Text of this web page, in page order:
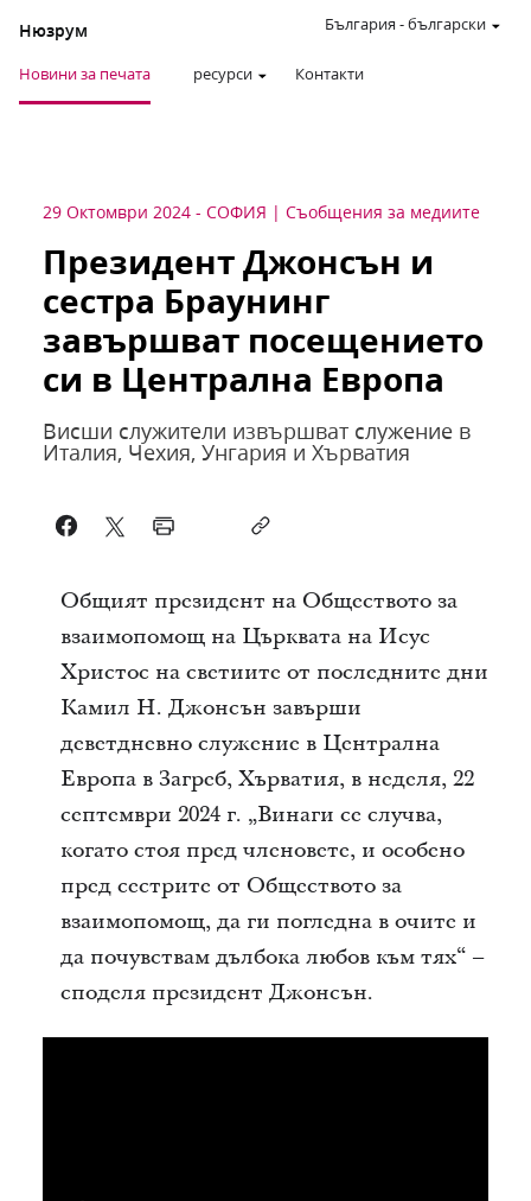
Нюзрум
Новини за печата ресурси Контакти
България -български
29 Октомври 2024 - СОФИЯ Съобщения за медиите
Президент Джонсън и
сестра Браунинг
завършват посещението
си в Централна Европа
Висши служители извършват служение в
Италия, Чехия, Унгария и Хърватия
Общият президент на Обществото за
взаимопомощ на Църквата на Исус
Христос на светиите от последните дни
Камил Н. Джонсън завърши
деветдневно служение в Централна
Европа в Загреб, Хърватия, в неделя, 22
септември 2024 г. „Винаги се случва,
когато стоя пред членовете, и особено
пред сестрите от Обществото за
взаимопомощ, да ги погледна в очите и
да почувствам дълбока любов към тях“ –
споделя президент Джонсън.